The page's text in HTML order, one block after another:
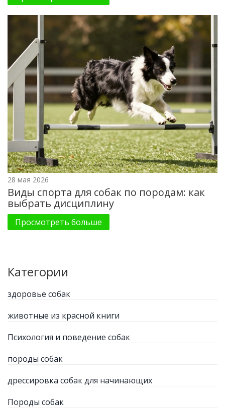
28 мая 2026
Виды спорта для собак по породам: как
выбрать дисциплину
Просмотреть больше
Категории
здоровье собак
животные из красной книги
Психология и поведение собак
породы собак
дрессировка собак для начинающих
Породы собак